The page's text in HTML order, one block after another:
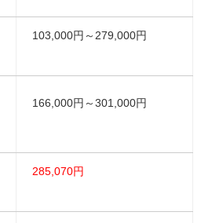
103,000円～279,000円
166,000円～301,000円
285,070円